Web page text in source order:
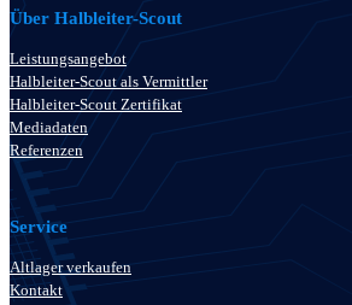
Über Halbleiter-Scout
Leistungsangebot
Halbleiter-Scout als Vermittler
Halbleiter-Scout Zertifikat
Mediadaten
Referenzen
Service
Altlager verkaufen
Kontakt